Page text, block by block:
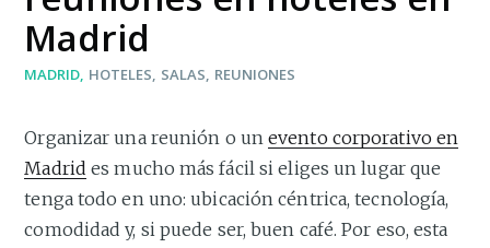
Madrid
MADRID HOTELES SALAS REUNIONES
Organizar una reunión o unevento corporativo en
Madrid es mucho más fácil si eliges un lugar que
tenga todo en uno: ubicación céntrica, tecnología,
comodidad y, si puede ser, buen café. Por eso, esta